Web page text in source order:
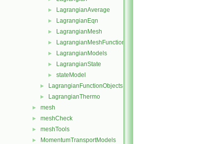
► LagrangianAverage
► LagrangianEqn
► LagrangianMesh
► LagrangianMeshFunctionObject
► LagrangianModels
► LagrangianState
► stateModel
► LagrangianFunctionObjects
► LagrangianThermo
► mesh
► meshCheck
► meshTools
► MomentumTransportModels